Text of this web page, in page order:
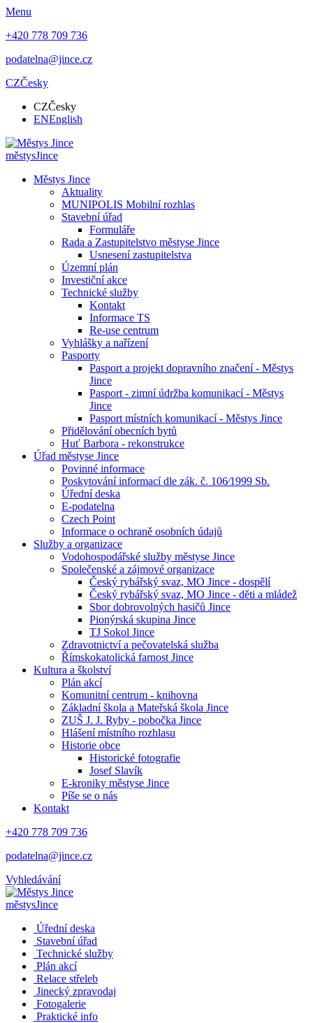
Menu
+420 778 709 736
podatelna@jince.cz
CZČesky
CZČesky
ENEnglish
městysJince
Městys Jince
Aktuality
MUNIPOLIS Mobilní rozhlas
Stavební úřad
Formuláře
Rada a Zastupitelstvo městyse Jince
Usnesení zastupitelstva
Územní plán
Investiční akce
Technické služby
Kontakt
Informace TS
Re-use centrum
Vyhlášky a nařízení
Pasporty
Pasport a projekt dopravního značení - Městys
Jince
Pasport - zimní údržba komunikací - Městys
Jince
Pasport místních komunikací - Městys Jince
Přidělování obecních bytů
Huť Barbora - rekonstrukce
Úřad městyse Jince
Povinné informace
Poskytování informací dle zák. č. 106⁄1999 Sb.
Úřední deska
E-podatelna
Czech Point
Informace o ochraně osobních údajů
Služby a organizace
Vodohospodářské služby městyse Jince
Společenské a zájmové organizace
Český rybářský svaz, MO Jince - dospělí
Český rybářský svaz, MO Jince - děti a mládež
Sbor dobrovolných hasičů Jince
Pionýrská skupina Jince
TJ Sokol Jince
Zdravotnictví a pečovatelská služba
Římskokatolická farnost Jince
Kultura a školství
Plán akcí
Komunitní centrum - knihovna
Základní škola a Mateřská škola Jince
ZUŠ J. J. Ryby - pobočka Jince
Hlášení místního rozhlasu
Historie obce
Historické fotografie
Josef Slavík
E-kroniky městyse Jince
Píše se o nás
Kontakt
+420 778 709 736
podatelna@jince.cz
Vyhledávání
městysJince
Úřední deska
Stavební úřad
Technické služby
Plán akcí
Relace střeleb
Jinecký zpravodaj
Fotogalerie
Praktické info